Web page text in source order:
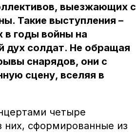
выезжающих с
Такие выступления –
в годы войны на
дух солдат. Не обращая
снарядов, они с
сцену, вселяя в
четыре
них, сформированные из